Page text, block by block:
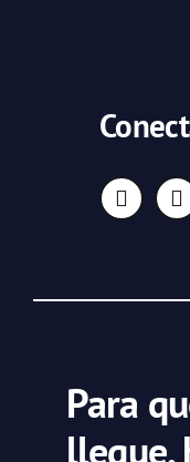
Para
llegue,